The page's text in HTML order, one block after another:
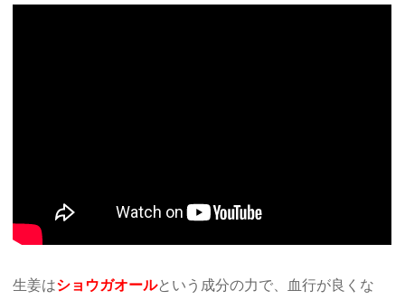
生姜はショウガオールという成分の力で、血行が良くな